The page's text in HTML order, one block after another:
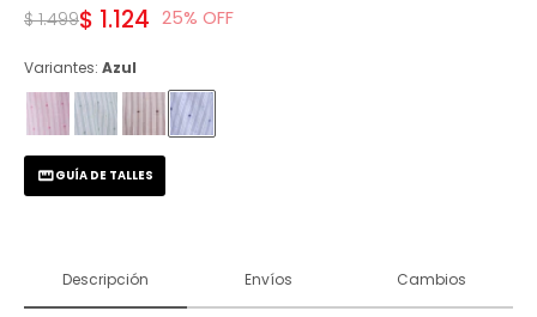
$ 1.124
$ 1.499 25
Variantes: Azul
GUÍA DE TALLES
Descripción Envíos Cambios